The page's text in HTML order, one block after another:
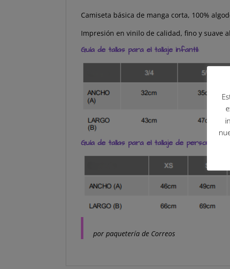
Camiseta básica de manga corta, 100%
Impresión en vinilo de calidad, fino y suave
Guía de tallas para el tallaje infantil:
Guía de tallas para el tallaje de persona
por paquetería de Correos